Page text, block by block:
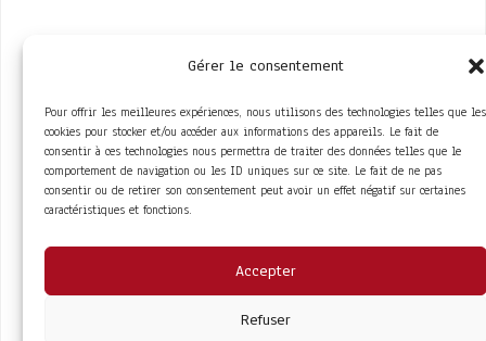
Gérer le consentement
Pour offrir les meilleures expériences, nous utilisons des technologies telles que les
cookies pour stocker et/ou accéder aux informations des appareils. Le fait de
consentir à ces technologies nous permettra de traiter des données telles que le
comportement de navigation ou les ID uniques sur ce site. Le fait de ne pas
consentir ou de retirer son consentement peut avoir un effet négatif sur certaines
caractéristiques et fonctions.
Accepter
Refuser
ACCÈS RAPIDE
La Trompe
La FITF
Agenda
Partenaires
Espace adhérent
Conditions Générales de Vente